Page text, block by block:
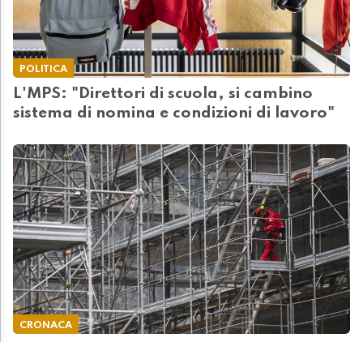
POLITICA
L'MPS: "Direttori di scuola, si cambino
sistema di nomina e condizioni di lavoro"
CRONACA